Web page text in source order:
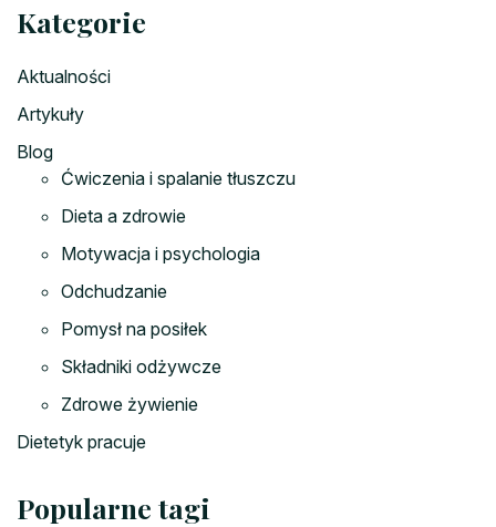
Kategorie
Aktualności
Artykuły
Blog
Ćwiczenia i spalanie tłuszczu
Dieta a zdrowie
Motywacja i psychologia
Odchudzanie
Pomysł na posiłek
Składniki odżywcze
Zdrowe żywienie
Dietetyk pracuje
Popularne tagi